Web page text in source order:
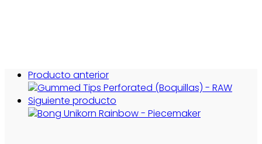
Producto anterior
Siguiente producto